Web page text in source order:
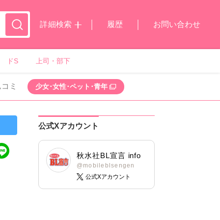
詳細検索
履歴 お問い合わせ
ドS 上司・部下
ミ 少女･女性･ペット･青年
公式Xアカウント
秋水社BL宣言 info
@mobileblsengen
公式Xアカウント